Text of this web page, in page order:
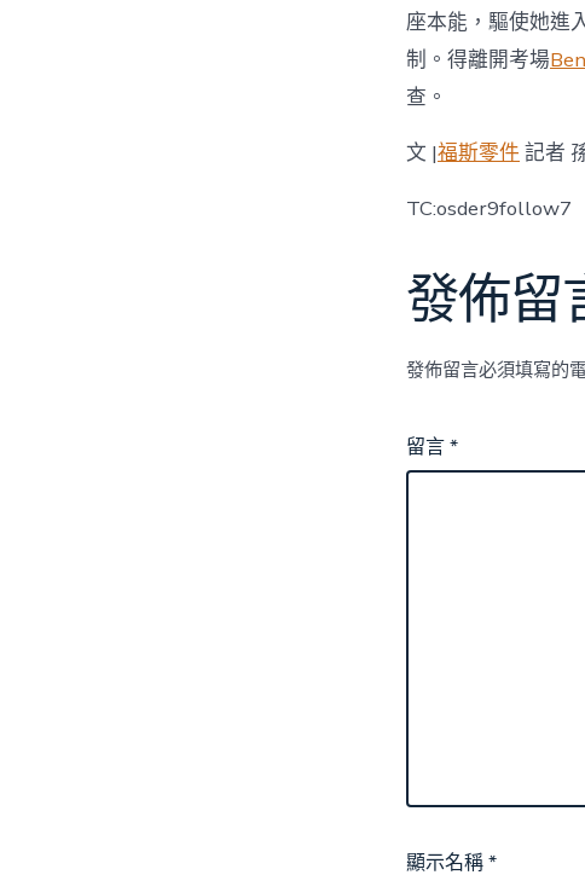
座本能，驅使她進
制。得離開考場
查。
文 |福斯零件 記者
TC:osder9follow7
發佈留
發佈留言必須填寫的
留言*
顯示名稱*